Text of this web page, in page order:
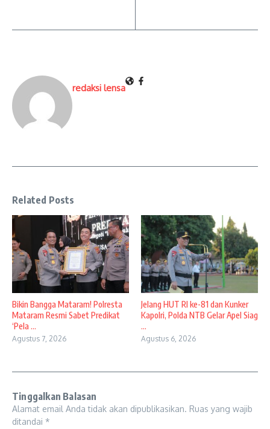
redaksi lensa
Related Posts
Bikin Bangga Mataram! Polresta
Mataram Resmi Sabet Predikat
‘Pela ...
Agustus 7, 2026
Jelang HUT RI ke-81 dan Kunker
Kapolri, Polda NTB Gelar Apel Siag
...
Agustus 6, 2026
Tinggalkan Balasan
Alamat email Anda tidak akan dipublikasikan. Ruas yang wajib
ditandai *